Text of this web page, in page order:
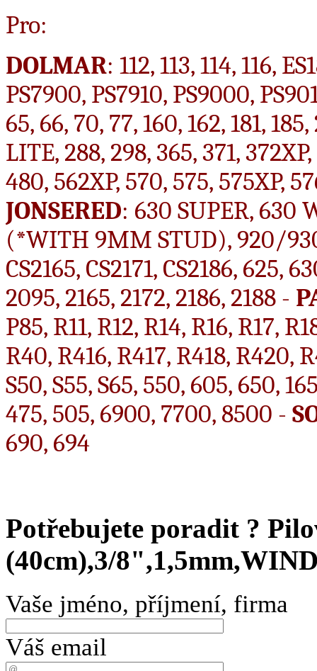
Pro:
DOLMAR: 112, 113, 114, 116,
PS7900, PS7910, PS9000,
65, 66, 70, 77, 160, 162, 181,
LITE, 288, 298, 365, 371,
480, 562XP, 570, 575, 575XP,
JONSERED: 630 SUPER, 630
(*WITH 9MM STUD), 920/
CS2165, CS2171, CS2186, 625,
2095, 2165, 2172, 2186, 2188 -
P85, R11, R12, R14, R16, R17,
R40, R416, R417, R418, R420,
S50, S55, S65, 550, 605, 650,
475, 505, 6900, 7700, 8500 -
690, 694
Potřebujete poradit ?
(40cm),3/
Vaše jméno, příjmení, firma
Váš email